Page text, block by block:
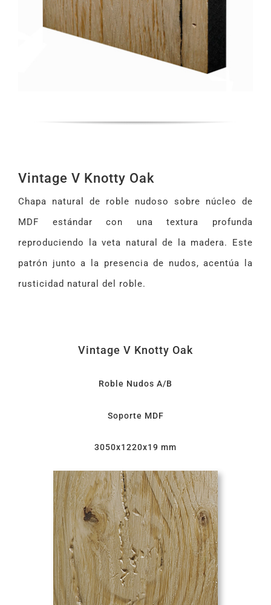
Vintage V Knotty Oak
Chapa natural de roble nudoso sobre núcleo de
MDF estándar con una textura profunda
reproduciendo la veta natural de la madera. Este
patrón junto a la presencia de nudos, acentúa la
rusticidad natural del roble.
Vintage V Knotty Oak
Roble Nudos A/B
Soporte MDF
3050x1220x19 mm